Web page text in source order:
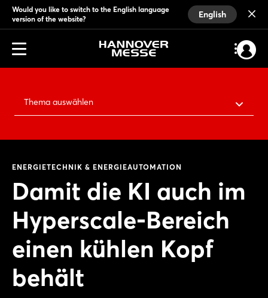
Would you like to switch to the English language
version of the website?
English
Thema auswählen
ENERGIETECHNIK & ENERGIEAUTOMATION
Damit die KI auch im
Hyperscale-Bereich
einen kühlen Kopf
behält